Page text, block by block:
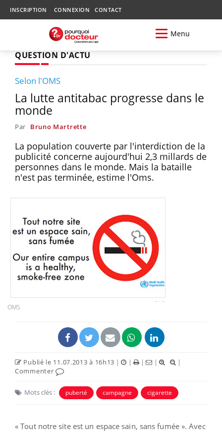
INSCRIPTION CONNEXION CONTACT
Menu
QUESTION D'ACTU
Selon l'OMS
La lutte antitabac progresse dans le
monde
Par Bruno Martrette
La population couverte par l'interdiction de la
publicité concerne aujourd'hui 2,3 millards de
personnes dans le monde. Mais la bataille
n'est pas terminée, estime l'Oms.
OMS
Publié le 11.07.2013 à 16h13 | | | |
|
Commenter
Mots clés : puberté campagne cigarette
« Tout notre site est un espace sain, sans fumée ». Avec